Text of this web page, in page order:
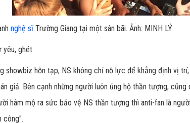
nghệ sĩTrường Giang tại một sân bãi. Ảnh: MINH LÝ
yêu, ghét
showbiz hỗn tạp, NS không chỉ nỗ lực để khẳng định vị
giả. Bên cạnh những người luôn ủng hộ thần tượng,
hâm mộ ra sức bảo vệ NS thần tượng thì anti-fan là
công".